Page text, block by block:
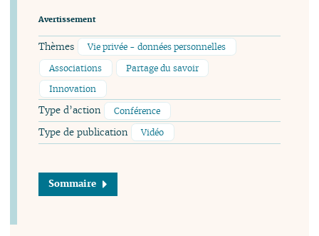
Avertissement
Thèmes
Vie privée - données personnelles
Associations
Partage du savoir
Innovation
Type d’action Conférence
Type de publication Vidéo
Sommaire